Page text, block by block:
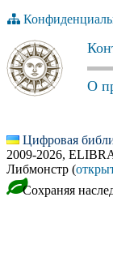
О
Цифровая
2009-2026,
Либмонстр (
Сохраняя